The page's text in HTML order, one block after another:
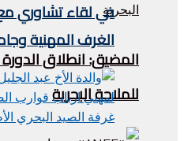
للملاحة البحرية
في لقاء تشاوري
الغرف المهنية